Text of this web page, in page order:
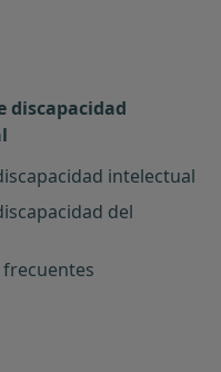
discapacidad
intelectual
del